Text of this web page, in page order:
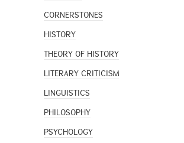
CORNERSTONES
HISTORY
THEORY OF HISTORY
LITERARY CRITICISM
LINGUISTICS
PHILOSOPHY
PSYCHOLOGY